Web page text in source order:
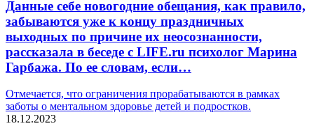
Данные себе новогодние обещания, как правило,
забываются уже к концу праздничных
выходных по причине их неосознанности,
рассказала в беседе с LIFE.ru психолог Марина
Гарбажа. По ее словам, если…
Отмечается, что ограничения прорабатываются в рамках
заботы о ментальном здоровье детей и подростков.
18.12.2023